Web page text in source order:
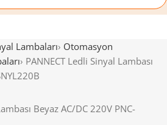
Lambaları› Otomasyon
› PANNECT Ledli Sinyal Lambası